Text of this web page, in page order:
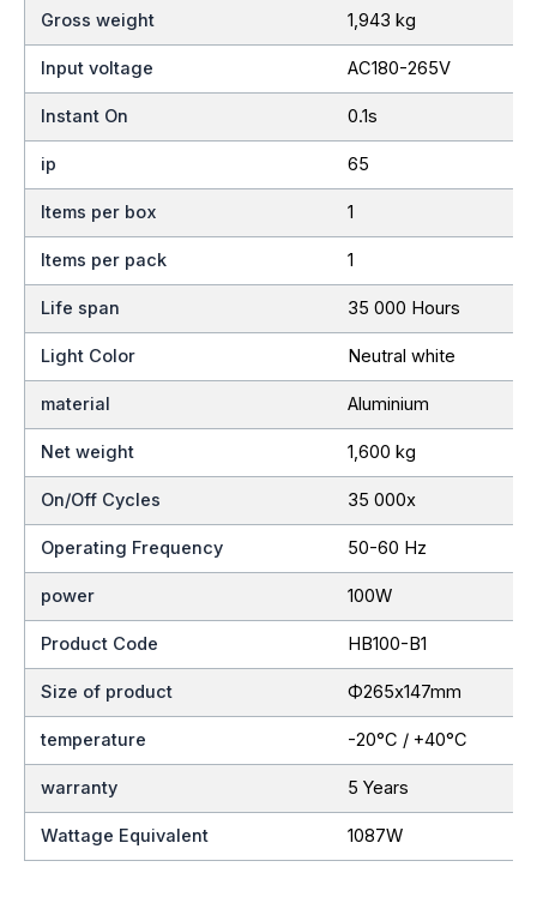
Gross weight 1,943 kg
Input voltage AC180-265V
Instant On 0.1s
ip 65
Items per box 1
Items per pack 1
Life span 35 000 Hours
Light Color Neutral white
material Aluminium
Net weight 1,600 kg
On/Off Cycles 35 000x
Operating Frequency 50-60 Hz
power 100W
Product Code HB100-B1
Size of product Ф265x147mm
temperature -20°C / +40°C
warranty 5 Years
Wattage Equivalent 1087W